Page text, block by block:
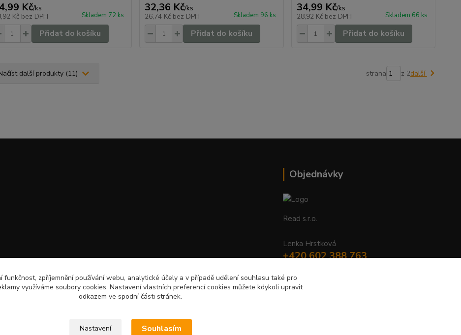
Kč/ks
Kč bez DPH Skladem 72 ks
Přidat do košíku
32,36 Kč/ks
26,74 Kč bez DPH Skladem 96 ks
Přidat do košíku
34,99 Kč/ks
28,92 Kč bez DPH Skladem 66 ks
Přidat do košíku
další produkty (11) strana z 2další
Objednávky
Read s.r.o.
Lenka Hrstková
+420 602 388 763
objednavky@read.cz
funkčnost, zpříjemnění používání webu, analytické účely a v případě udělení souhlasu také pro
využíváme soubory cookies. Nastavení vlastních preferencí cookies můžete kdykoli upravit
odkazem ve spodní části stránek.
Nastavení Souhlasím